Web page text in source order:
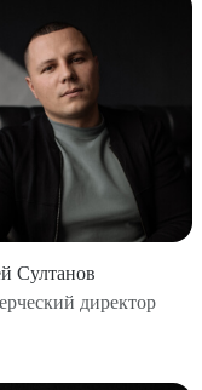
Султанов
директор